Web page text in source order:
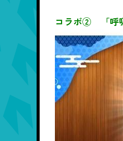
コラボ② 「呼